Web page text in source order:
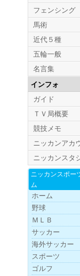
フェンシング
馬術
近代５種
五輪一般
名言集
インフォ
ガイド
ＴＶ局概要
競技メモ
ニッカンアカ
ニッカンスタ
ニッカンスポー
ム
ホーム
野球
ＭＬＢ
サッカー
海外サッカー
スポーツ
ゴルフ